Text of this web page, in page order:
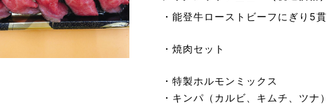
・能登牛ローストビーフにぎり5貫
・焼肉セット
・特製ホルモンミックス
・キンパ（カルビ、キムチ、ツナ）